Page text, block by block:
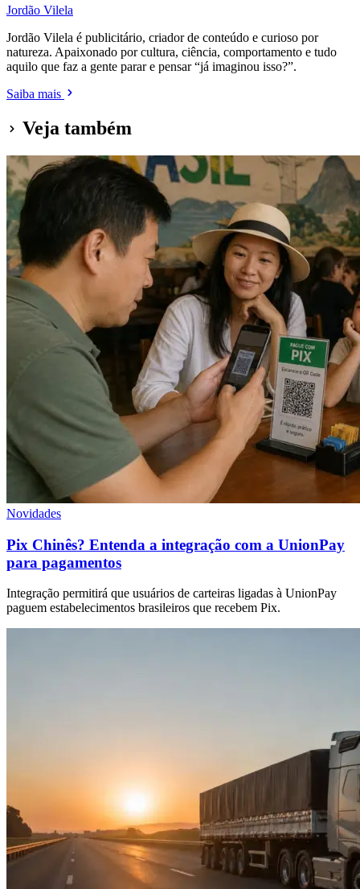
Jordão Vilela
Jordão Vilela é publicitário, criador de conteúdo e curioso por
natureza. Apaixonado por cultura, ciência, comportamento e tudo
aquilo que faz a gente parar e pensar “já imaginou isso?”.
Saiba mais
Veja também
Novidades
Pix Chinês? Entenda a integração com a UnionPay
para pagamentos
Integração permitirá que usuários de carteiras ligadas à UnionPay
paguem estabelecimentos brasileiros que recebem Pix.